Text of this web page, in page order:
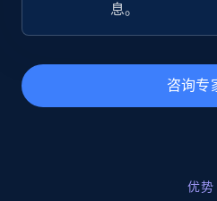
info, Stars, Feedbacks,
息。
咨询专
优势